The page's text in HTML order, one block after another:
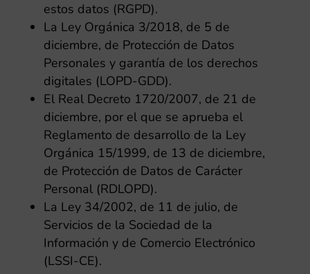
estos datos (RGPD).
La Ley Orgánica 3/2018, de 5 de
diciembre, de Protección de Datos
Personales y garantía de los derechos
digitales (LOPD-GDD).
El Real Decreto 1720/2007, de 21 de
diciembre, por el que se aprueba el
Reglamento de desarrollo de la Ley
Orgánica 15/1999, de 13 de diciembre,
de Protección de Datos de Carácter
Personal (RDLOPD).
La Ley 34/2002, de 11 de julio, de
Servicios de la Sociedad de la
Información y de Comercio Electrónico
(LSSI-CE).